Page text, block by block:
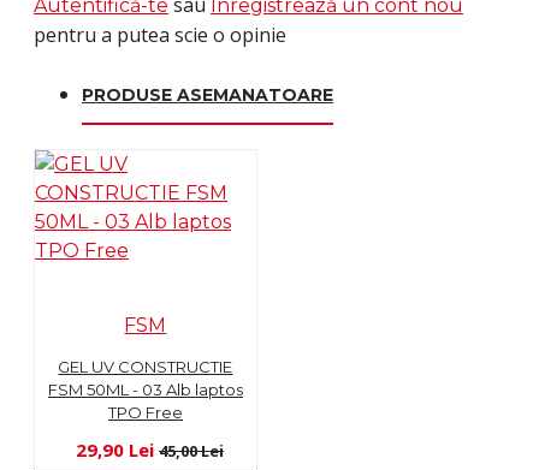
Autentifică-te
Înregistrează un cont nou
pentru a putea scie o opinie
PRODUSE ASEMANATOARE
FSM
GEL UV CONSTRUCTIE
FSM 50ML - 03 Alb laptos
TPO Free
29,90 Lei 45,00 Lei